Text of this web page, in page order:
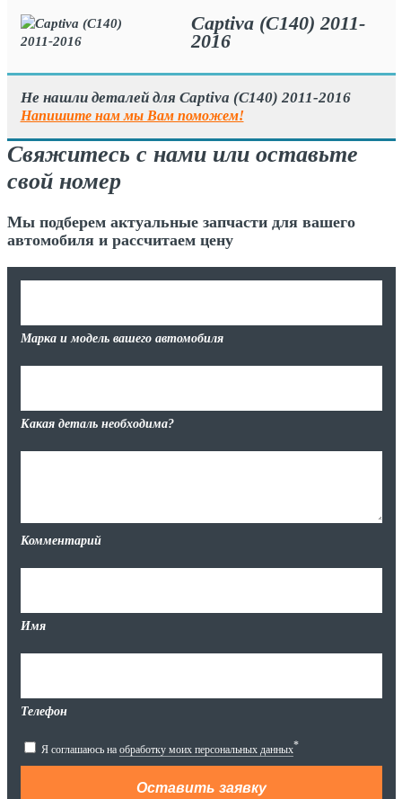
Captiva (C140) 2011-
2016
Не нашли деталей для Captiva (C140) 2011-2016
Напишите нам мы Вам поможем!
Свяжитесь с нами или оставьте
свой номер
Мы подберем актуальные запчасти для вашего
автомобиля и рассчитаем цену
Марка и модель вашего автомобиля
Какая деталь необходима?
Комментарий
Имя
Телефон
Я соглашаюсь на обработку моих персональных данных*